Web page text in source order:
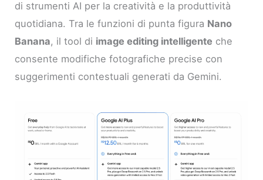
di strumenti AI per la creatività e la produttività
quotidiana. Tra le funzioni di punta figura Nano
Banana, il tool di image editing intelligente che
consente modifiche fotografiche precise con
suggerimenti contestuali generati da Gemini.